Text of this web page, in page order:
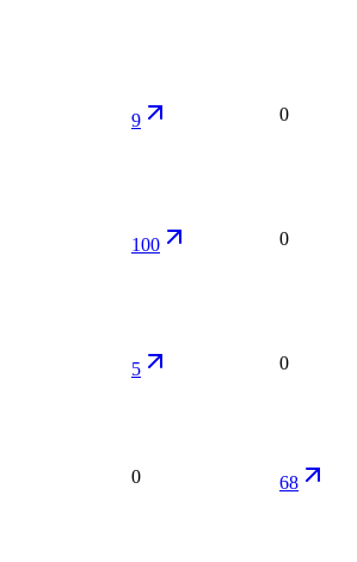
9 0
100 0
5 0
0 68